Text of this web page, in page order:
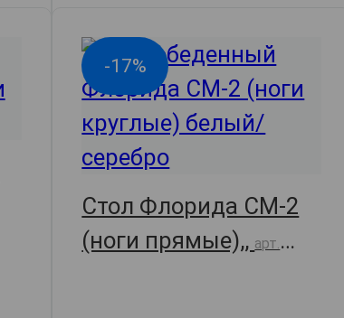
-17%
Стол Флорида СМ-2
(ноги прямые),, арт.